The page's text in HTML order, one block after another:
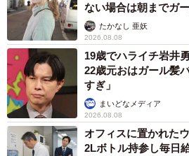
ない場合は朝までガ
ストに取材】
たかなし 亜妖
2026.08.08
19歳でハライチ岩井
22歳元おはガール髪
すぎ」
まいどなメディア
2026.08.08
オフィスに置かれた
2Lボトル持参し毎日